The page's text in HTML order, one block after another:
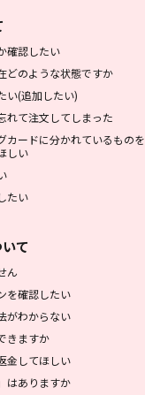
確認したい
どのような状態ですか
い(追加したい)
れて注文してしまった
カードに分かれているものを
しい
たい
て
ん
を確認したい
がわからない
きますか
金してほしい
はありますか